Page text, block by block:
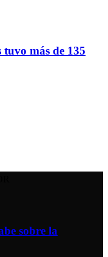
más de 135
sobre la